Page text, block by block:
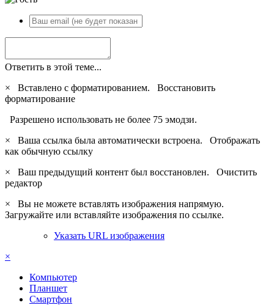
Ответить в этой теме...
×
Вставлено с форматированием. Восстановить
форматирование
Разрешено использовать не более 75 эмодзи.
×
Ваша ссылка была автоматически встроена. Отображать
как обычную ссылку
×
Ваш предыдущий контент был восстановлен. Очистить
редактор
×
Вы не можете вставлять изображения напрямую.
Загружайте или вставляйте изображения по ссылке.
Указать URL изображения
×
Компьютер
Планшет
Смартфон